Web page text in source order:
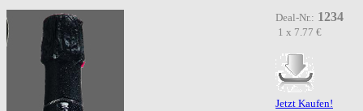
Deal-Nr.: 1234
1 x 7.77 €
Jetzt Kaufen!